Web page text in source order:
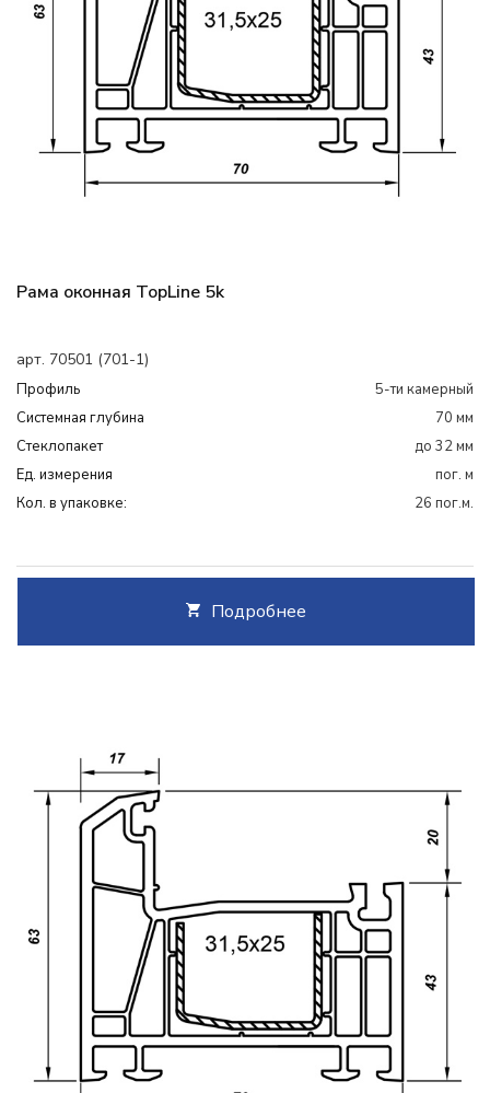
Рама оконная TopLine 5k
арт. 70501 (701-1)
Профиль
5-ти камерный
Системная глубина
70 мм
Cтеклопакет
до 32 мм
Ед. измерения
пог. м
Кол. в упаковке:
26 пог.м.
Подробнее